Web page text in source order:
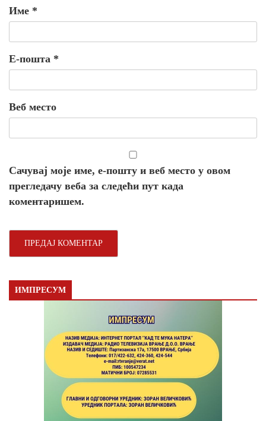
Име *
Е-пошта *
Веб место
Сачувај моје име, е-пошту и веб место у овом
прегледачу веба за следећи пут када
коментаришем.
ИМПРЕСУМ